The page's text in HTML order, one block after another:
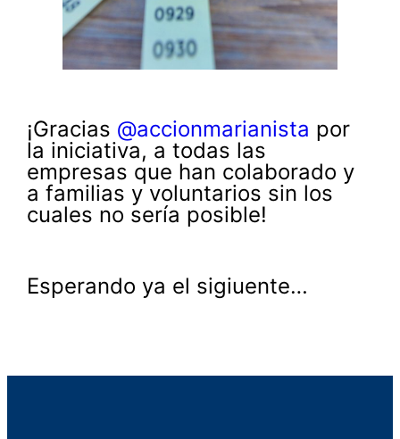
¡Gracias @accionmarianista por
la iniciativa, a todas las
empresas que han colaborado y
a familias y voluntarios sin los
cuales no sería posible!
Esperando ya el sigiuente…